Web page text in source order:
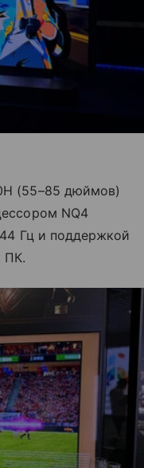
(55–85 дюймов)
NQ4
Гц и поддержкой
ПК.